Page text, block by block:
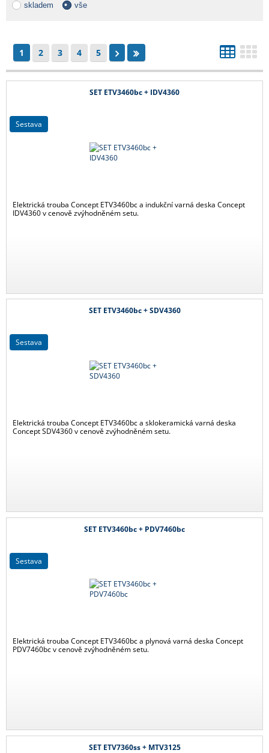
skladem vše
1 2 3 4 5
SET ETV3460bc + IDV4360
Elektrická trouba Concept ETV3460bc a indukční varná deska Concept
IDV4360 v cenově zvýhodněném setu.
sestava
SET ETV3460bc + SDV4360
Elektrická trouba Concept ETV3460bc a sklokeramická varná deska
Concept SDV4360 v cenově zvýhodněném setu.
sestava
SET ETV3460bc + PDV7460bc
Elektrická trouba Concept ETV3460bc a plynová varná deska Concept
PDV7460bc v cenově zvýhodněném setu.
sestava
SET ETV7360ss + MTV3125